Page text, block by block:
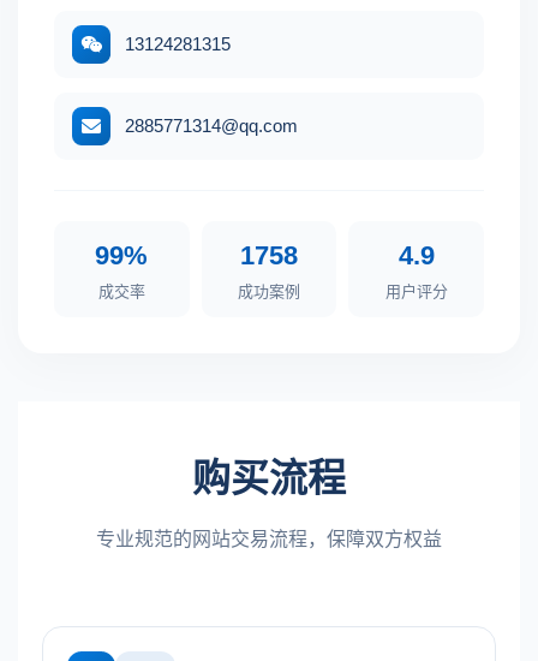
13124281315
2885771314@qq.com
99%
成交率
1758
成功案例
4.9
用户评分
购买流程
专业规范的网站交易流程，保障双方权益